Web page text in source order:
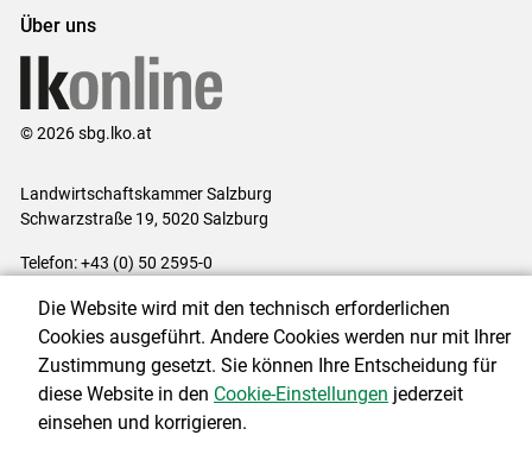
Über uns
© 2026 sbg.lko.at
Landwirtschaftskammer Salzburg
Schwarzstraße 19, 5020 Salzburg
Telefon: +43 (0) 50 2595-0
Impressum|Kontakt|Datenschutzerklärung|Barrierefreiheit|
Cookie-Einstellungen
Die Website wird mit den technisch erforderlichen
Cookies ausgeführt. Andere Cookies werden nur mit Ihrer
Zustimmung gesetzt. Sie können Ihre Entscheidung für
diese Website in den Cookie-Einstellungen jederzeit
einsehen und korrigieren.